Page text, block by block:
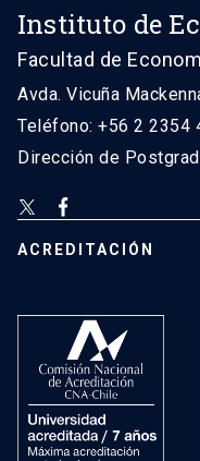
Instituto de
Facultad de
Avda. Vicuña
Teléfono: +56 2 2354
Dirección de
ACREDITACIÓN